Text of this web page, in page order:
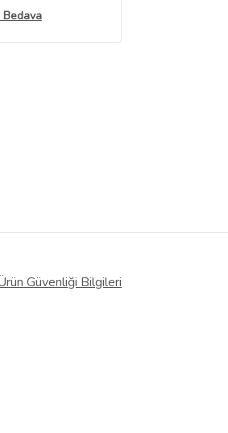
Bedava
Güvenliği Bilgileri